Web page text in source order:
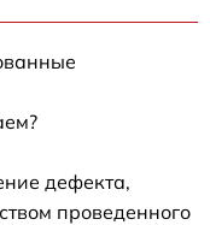
дефекта,
проведенного